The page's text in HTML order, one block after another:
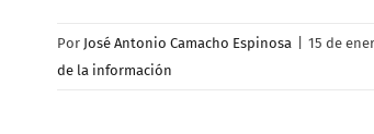
Por José Antonio Camacho Espinosa 15 de
de la información